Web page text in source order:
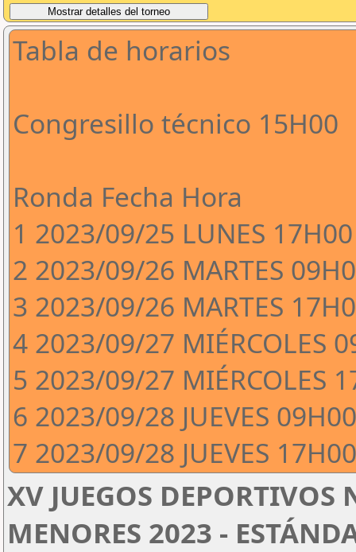
Tabla de horarios
Congresillo técnico 15H00
Ronda Fecha Hora
1 2023/09/25 LUNES 17H00
2 2023/09/26 MARTES
3 2023/09/26 MARTES
4 2023/09/27 MIÉRCOLES
5 2023/09/27 MIÉRCOLES
6 2023/09/28 JUEVES 09H00
7 2023/09/28 JUEVES 17H00
XV JUEGOS DEPORTIVOS
MENORES 2023 -